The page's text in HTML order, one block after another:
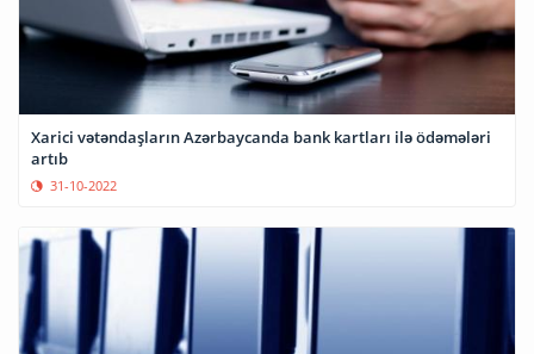
Xarici vətəndaşların Azərbaycanda bank kartları ilə ödəmələri
artıb
31-10-2022